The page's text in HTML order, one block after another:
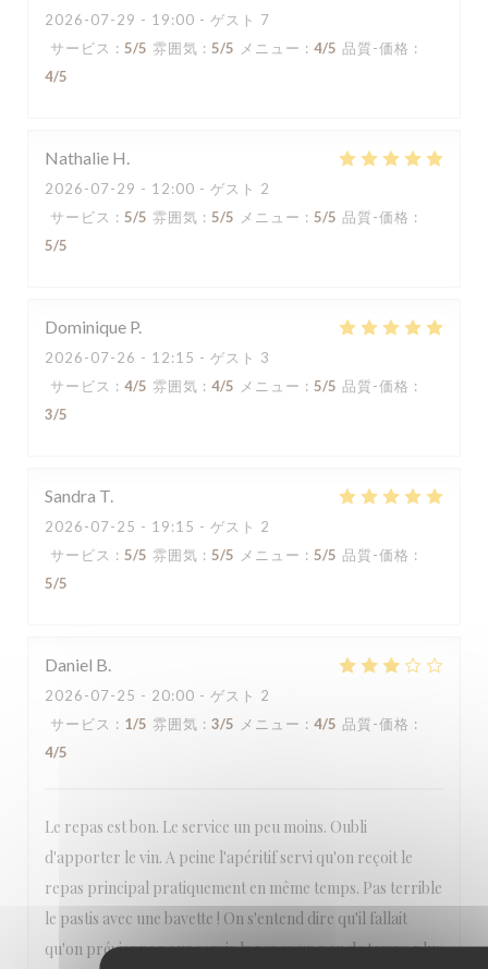
2026-07-29 - 19:00 - ゲスト 7
サービス : 5/5 雰囲気 : 5/5 メニュー : 4/5 品質-価格 :
4/5
Nathalie H
2026-07-29 - 12:00 - ゲスト 2
サービス : 5/5 雰囲気 : 5/5 メニュー : 5/5 品質-価格 :
5/5
Dominique P
2026-07-26 - 12:15 - ゲスト 3
サービス : 4/5 雰囲気 : 4/5 メニュー : 5/5 品質-価格 :
3/5
Sandra T
2026-07-25 - 19:15 - ゲスト 2
サービス : 5/5 雰囲気 : 5/5 メニュー : 5/5 品質-価格 :
5/5
Daniel B
2026-07-25 - 20:00 - ゲスト 2
サービス : 1/5 雰囲気 : 3/5 メニュー : 4/5 品質-価格 :
4/5
Le repas est bon. Le service un peu moins. Oubli
d'apporter le vin. A peine l'apéritif servi qu'on reçoit le
repas principal pratiquement en même temps. Pas terrible
le pastis avec une bavette ! On s'entend dire qu'il fallait
qu'on prévienne pour servir le repas un peu de temps plus